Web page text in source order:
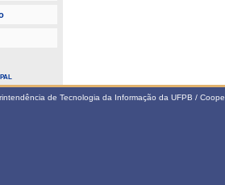
de Tecnologia da Informação da UFPB /